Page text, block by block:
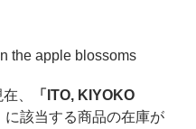
the apple blossoms
、
「ITO, KIYOKO
に該当する商品の在庫が